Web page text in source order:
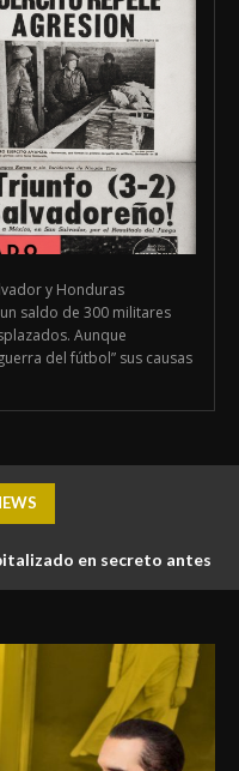
y Honduras
saldo de 300 militares
Aunque
del fútbol” sus causas
en secreto antes